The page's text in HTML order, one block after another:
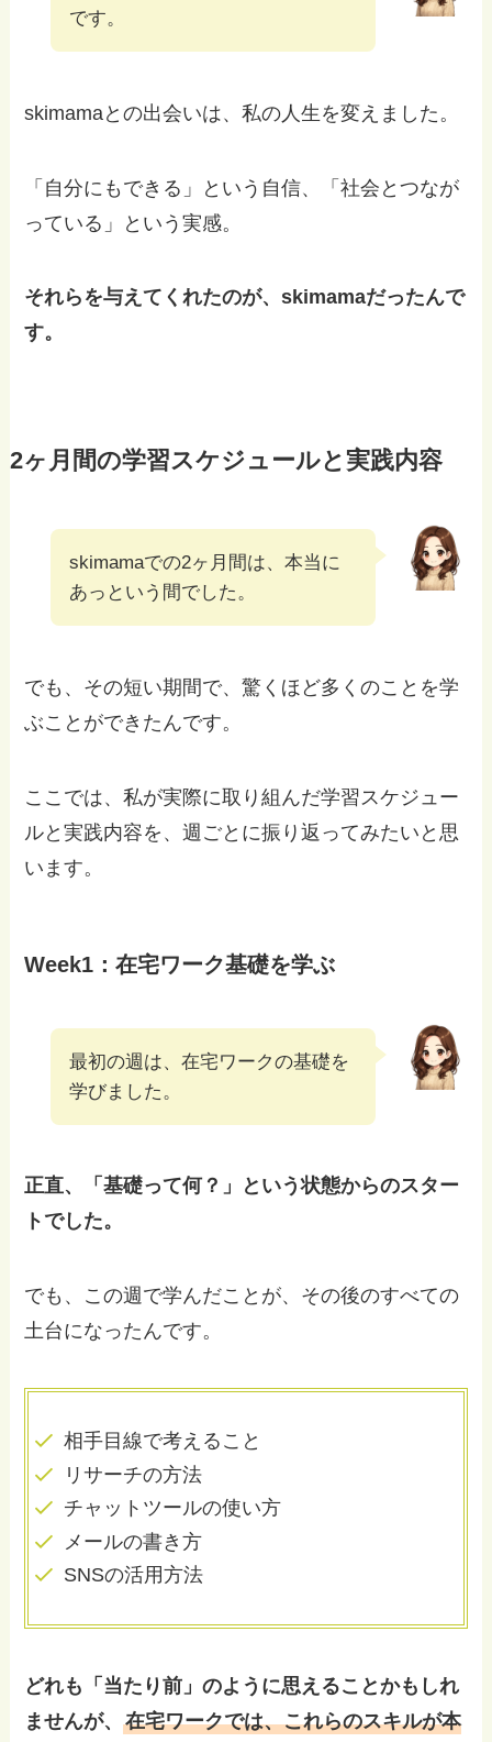
です。
skimamaとの出会いは、私の人生を変えました。
「自分にもできる」という自信、「社会とつなが
っている」という実感。
それらを与えてくれたのが、skimamaだったんで
す。
2ヶ月間の学習スケジュールと実践内容
skimamaでの2ヶ月間は、本当に
あっという間でした。
でも、その短い期間で、驚くほど多くのことを学
ぶことができたんです。
ここでは、私が実際に取り組んだ学習スケジュー
ルと実践内容を、週ごとに振り返ってみたいと思
います。
Week1：在宅ワーク基礎を学ぶ
最初の週は、在宅ワークの基礎を
学びました。
正直、「基礎って何？」という状態からのスター
トでした。
でも、この週で学んだことが、その後のすべての
土台になったんです。
相手目線で考えること
リサーチの方法
チャットツールの使い方
メールの書き方
SNSの活用方法
どれも「当たり前」のように思えることかもしれ
ませんが、在宅ワークでは、これらのスキルが本